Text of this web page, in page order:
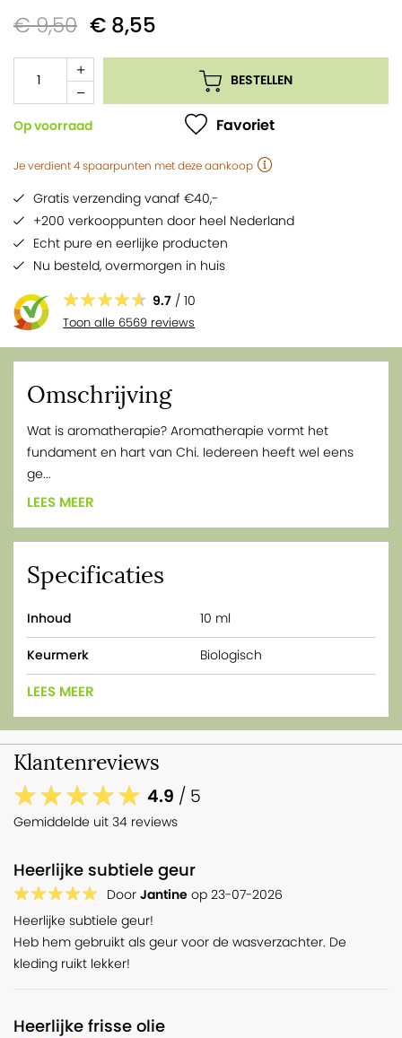
€ 9,50 € 8,55
BESTELLEN
Op voorraad Favoriet
Je verdient4spaarpunten met deze aankoop
Gratis verzending vanaf €40,-
+200 verkooppunten door heel Nederland
Echt pure en eerlijke producten
Nu besteld, overmorgen in huis
9.7 / 10
Toon alle 6569 reviews
Omschrijving
Wat is aromatherapie? Aromatherapie vormt het
fundament en hart van Chi. Iedereen heeft wel eens
ge...
LEES MEER
Specificaties
Inhoud 10 ml
Keurmerk Biologisch
LEES MEER
Klantenreviews
4.9 / 5
Gemiddelde uit 34 reviews
Heerlijke subtiele geur
Door Jantine op 23-07-2026
Heerlijke subtiele geur!
Heb hem gebruikt als geur voor de wasverzachter. De
kleding ruikt lekker!
Heerlijke frisse olie